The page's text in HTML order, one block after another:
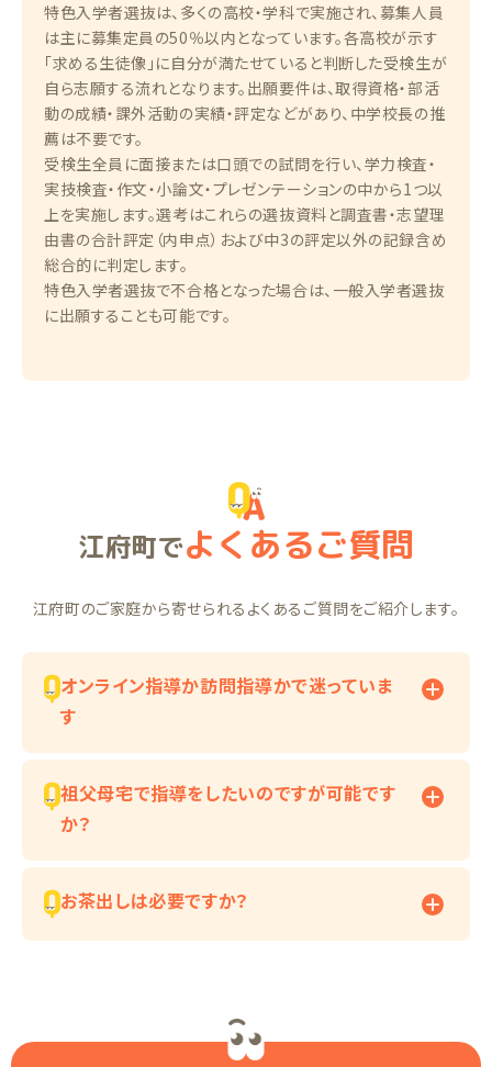
特色入学者選抜は、多くの高校・学科で実施され、募集人員
は主に募集定員の50％以内となっています。各高校が示す
「求める生徒像」に自分が満たせていると判断した受検生が
自ら志願する流れとなります。出願要件は、取得資格・部活
動の成績・課外活動の実績・評定などがあり、中学校長の推
薦は不要です。
受検生全員に面接または口頭での試問を行い、学力検査・
実技検査・作文・小論文・プレゼンテーションの中から1つ以
上を実施します。選考はこれらの選抜資料と調査書・志望理
由書の合計評定（内申点）および中3の評定以外の記録含め
総合的に判定します。
特色入学者選抜で不合格となった場合は、一般入学者選抜
に出願することも可能です。
江府町でよくあるご質問
江府町のご家庭から寄せられるよくあるご質問をご紹介します。
オンライン指導か訪問指導かで迷っていま
す
祖父母宅で指導をしたいのですが可能です
か？
お茶出しは必要ですか？